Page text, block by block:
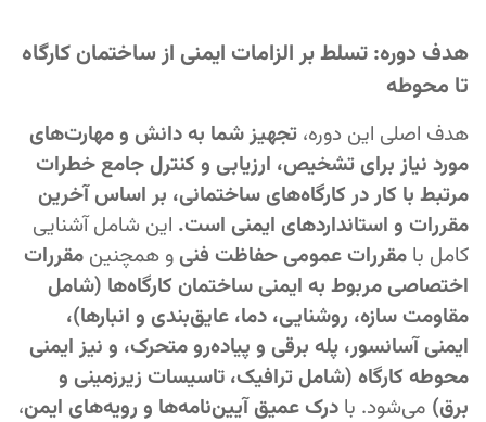
هدف دوره: تسلط بر الزامات ایمنی از ساختمان کارگاه
تا محوطه
هدف اصلی این دوره، تجهیز شما به دانش و مهارت‌های
مورد نیاز برای تشخیص، ارزیابی و کنترل جامع خطرات
مرتبط با کار در کارگاه‌های ساختمانی، بر اساس آخرین
مقررات و استانداردهای ایمنی است. این شامل آشنایی
کامل با مقررات عمومی حفاظت فنی و همچنین مقررات
اختصاصی مربوط به ایمنی ساختمان کارگاه‌ها (شامل
مقاومت سازه، روشنایی، دما، عایق‌بندی و انبارها)،
ایمنی آسانسور، پله برقی و پیاده‌رو متحرک، و نیز ایمنی
محوطه کارگاه (شامل ترافیک، تاسیسات زیرزمینی و
برق) می‌شود. با درک عمیق آیین‌نامه‌ها و رویه‌های ایمن،